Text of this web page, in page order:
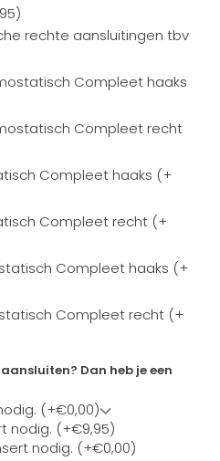
rechte aansluitingen tbv
Compleet haaks
Compleet recht
Compleet haaks (+
Compleet recht (+
Compleet haaks (+
Compleet recht (+
Dan heb je een
(+€0,00)
nodig. (+€9,95)
nodig. (+€0,00)